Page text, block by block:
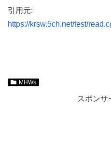
引用元:
https://krsw.5ch.net/test/
MHWs
スポンサ